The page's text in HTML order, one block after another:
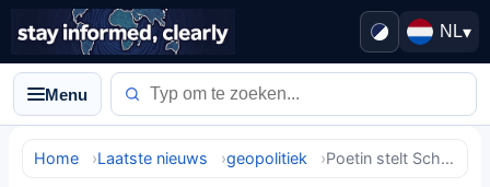
NL▾
Menu
Home Laatste nieuws geopolitiek Poetin stelt Schröder voor als EU-onderhandelaar: Europa wijst af